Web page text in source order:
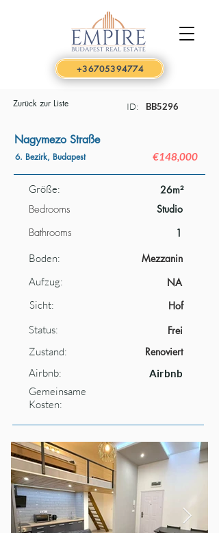
+36705394774
Zurück zur Liste ID: BB5296
Nagymezo Straße
6. Bezirk, Budapest €148,000
Größe: 26m²
Bedrooms Studio
Bathrooms
1
Boden:
Mezzanin
Aufzug:
NA
Sicht:
Hof
Status:
Frei
Zustand:
Renoviert
Airbnb:
Airbnb
Gemeinsame
Kosten: